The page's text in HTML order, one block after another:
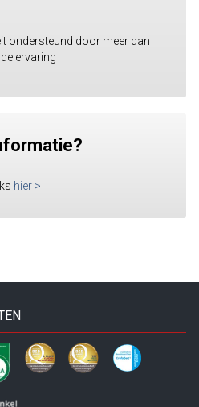
ondersteund door meer dan
ervaring
hier >